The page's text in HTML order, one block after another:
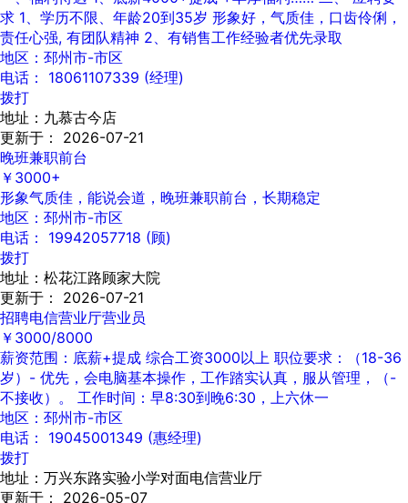
求 1、学历不限、年龄20到35岁 形象好，气质佳，口齿伶俐，
责任心强, 有团队精神 2、有销售工作经验者优先录取
地区：邳州市-市区
电话： 18061107339 (经理)
拨打
地址：九慕古今店
更新于： 2026-07-21
晚班兼职前台
￥3000+
形象气质佳，能说会道，晚班兼职前台，长期稳定
地区：邳州市-市区
电话： 19942057718 (顾)
拨打
地址：松花江路顾家大院
更新于： 2026-07-21
招聘电信营业厅营业员
￥3000/8000
薪资范围：底薪+提成 综合工资3000以上 职位要求：（18-36
岁）- 优先，会电脑基本操作，工作踏实认真，服从管理，（-
不接收）。 工作时间：早8:30到晚6:30，上六休一
地区：邳州市-市区
电话： 19045001349 (惠经理)
拨打
地址：万兴东路实验小学对面电信营业厅
更新于： 2026-05-07